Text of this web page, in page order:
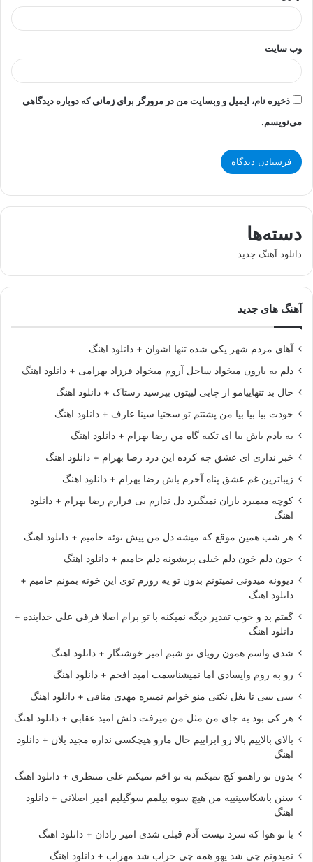
وب‌ سایت
ذخیره نام، ایمیل و وبسایت من در مرورگر برای زمانی که دوباره دیدگاهی
می‌نویسم.
دسته‌ها
دانلود آهنگ جدید
آهنگ های جدید
آهای مردم شهر یکی شده تنها اشوان + دانلود اهنگ
دلم یه بارون میخواد ساحل آروم میخواد فرزاد بهرامی + دانلود اهنگ
حال بد تنهاییامو از چایی لیپتون بپرسید رستاک + دانلود اهنگ
خودت بیا بیا بیا من پشتتم تو سختیا سینا عارف + دانلود اهنگ
به یادم باش بیا ای تکیه گاه من رضا بهرام + دانلود اهنگ
خبر نداری ای عشق چه کرده این درد رضا بهرام + دانلود اهنگ
زیباترین غم عشق پناه آخرم باش رضا بهرام + دانلود اهنگ
کوچه میمیرد باران نمیگیرد دل ندارم بی قرارم رضا بهرام + دانلود
اهنگ
هر شب همین موقع که میشه دل من پیش توئه حامیم + دانلود اهنگ
جون دلم خون دلم خیلی پریشونه دلم حامیم + دانلود اهنگ
دیوونه میدونی نمیتونم بدون تو یه روزم توی این خونه بمونم حامیم +
دانلود اهنگ
گفتم بد و خوب تقدیر دیگه نمیکنه با تو برام اصلا فرقی علی خدابنده +
دانلود اهنگ
شدی واسم همون رویای تو شبم امیر خوشنگار + دانلود اهنگ
رو به روم وایسادی اما نمیشناسمت امید افخم + دانلود اهنگ
بیبی بیبی تا بغل نکنی منو خوابم نمیبره مهدی منافی + دانلود اهنگ
هر کی بود به جای من مثل من میرفت دلش امید عقابی + دانلود اهنگ
بالای بالاییم بالا رو ابراییم حال مارو هیچکسی نداره مجید یلان + دانلود
اهنگ
بدون تو راهمو کج نمیکنم به تو اخم نمیکنم علی منتظری + دانلود اهنگ
سنن باشکاسینییه من هیچ سوه بیلمم سوگیلیم امیر اصلانی + دانلود
اهنگ
با تو هوا که سرد نیست آدم قبلی شدی امیر رادان + دانلود اهنگ
نمیدونم چی شد یهو همه چی خراب شد مهراب + دانلود اهنگ